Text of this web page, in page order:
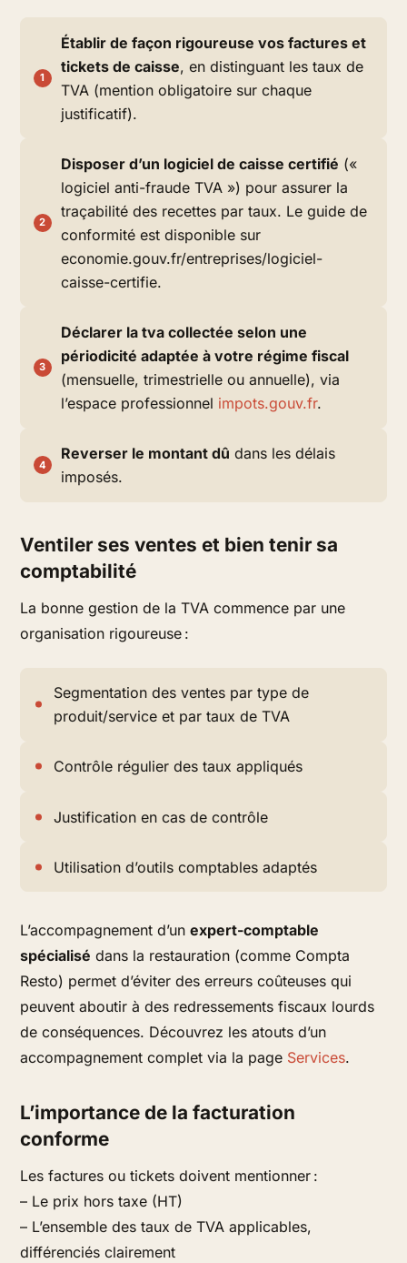
Établir de façon rigoureuse vos factures et
tickets de caisse, en distinguant les taux de
TVA (mention obligatoire sur chaque
justificatif).
Disposer d’un logiciel de caisse certifié («
logiciel anti-fraude TVA ») pour assurer la
traçabilité des recettes par taux. Le guide de
conformité est disponible sur
economie.gouv.fr/entreprises/logiciel-
caisse-certifie.
Déclarer la tva collectée selon une
périodicité adaptée à votre régime fiscal
(mensuelle, trimestrielle ou annuelle), via
l’espace professionnel impots.gouv.fr.
Reverser le montant dû dans les délais
imposés.
Ventiler ses ventes et bien tenir sa
comptabilité
La bonne gestion de la TVA commence par une
organisation rigoureuse :
Segmentation des ventes par type de
produit/service et par taux de TVA
Contrôle régulier des taux appliqués
Justification en cas de contrôle
Utilisation d’outils comptables adaptés
L’accompagnement d’unexpert-comptable
spécialisé dans la restauration (comme Compta
Resto) permet d’éviter des erreurs coûteuses qui
peuvent aboutir à des redressements fiscaux lourds
de conséquences. Découvrez les atouts d’un
accompagnement complet via la page Services.
L’importance de la facturation
conforme
Les factures ou tickets doivent mentionner :
– Le prix hors taxe (HT)
– L’ensemble des taux de TVA applicables,
différenciés clairement